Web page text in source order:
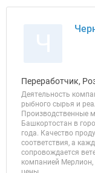
Переработчик,
Деятельность
рыбного сырья и
Производственные
Башкортостан в
года. Качество
соответствия, а
сопровождается
компанией